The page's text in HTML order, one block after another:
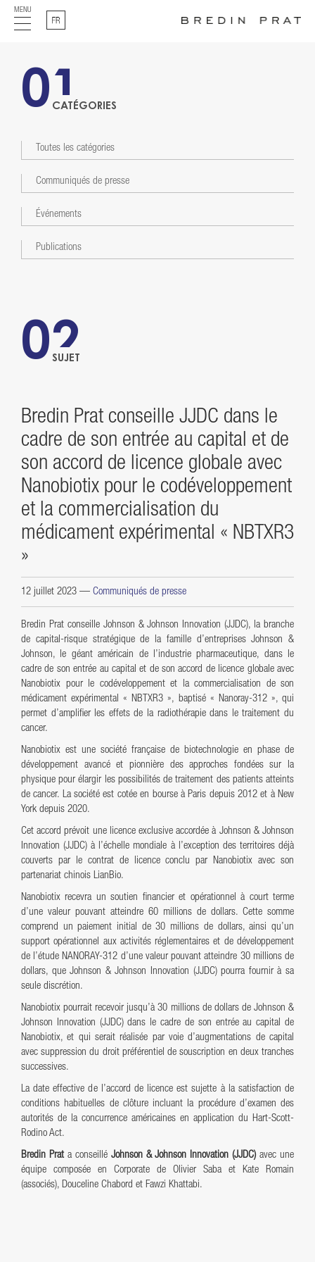
MENU Français
CATÉGORIES
01
Toutes les catégories
Communiqués de presse
Événements
Publications
SUJET
02
Bredin Prat conseille JJDC dans le
cadre de son entrée au capital et de
son accord de licence globale avec
Nanobiotix pour le codéveloppement
et la commercialisation du
médicament expérimental « NBTXR3
»
12 juillet 2023 — Communiqués de presse
Bredin Prat conseille Johnson & Johnson Innovation (JJDC), la branche
de capital-risque stratégique de la famille d’entreprises Johnson &
Johnson, le géant américain de l’industrie pharmaceutique, dans le
cadre de son entrée au capital et de son accord de licence globale avec
Nanobiotix pour le codéveloppement et la commercialisation de son
médicament expérimental « NBTXR3 », baptisé « Nanoray-312 », qui
permet d’amplifier les effets de la radiothérapie dans le traitement du
cancer.
Nanobiotix est une société française de biotechnologie en phase de
développement avancé et pionnière des approches fondées sur la
physique pour élargir les possibilités de traitement des patients atteints
de cancer. La société est cotée en bourse à Paris depuis 2012 et à New
York depuis 2020.
Cet accord prévoit une licence exclusive accordée à Johnson & Johnson
Innovation (JJDC) à l’échelle mondiale à l’exception des territoires déjà
couverts par le contrat de licence conclu par Nanobiotix avec son
partenariat chinois LianBio.
Nanobiotix recevra un soutien financier et opérationnel à court terme
d’une valeur pouvant atteindre 60 millions de dollars. Cette somme
comprend un paiement initial de 30 millions de dollars, ainsi qu’un
support opérationnel aux activités réglementaires et de développement
de l’étude NANORAY-312 d’une valeur pouvant atteindre 30 millions de
dollars, que Johnson & Johnson Innovation (JJDC) pourra fournir à sa
seule discrétion.
Nanobiotix pourrait recevoir jusqu’à 30 millions de dollars de Johnson &
Johnson Innovation (JJDC) dans le cadre de son entrée au capital de
Nanobiotix, et qui serait réalisée par voie d’augmentations de capital
avec suppression du droit préférentiel de souscription en deux tranches
successives.
La date effective de l’accord de licence est sujette à la satisfaction de
conditions habituelles de clôture incluant la procédure d’examen des
autorités de la concurrence américaines en application du Hart-Scott-
Rodino Act.
Bredin Prata conseillé Johnson & Johnson Innovation (JJDC)avec une
équipe composée en Corporate de Olivier Saba et Kate Romain
(associés), Douceline Chabord et Fawzi Khattabi.